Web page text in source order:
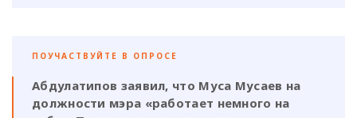
ПОУЧАСТВУЙТЕ В ОПРОСЕ
Абдулатипов заявил, что Муса Мусаев на
должности мэра «работает немного на